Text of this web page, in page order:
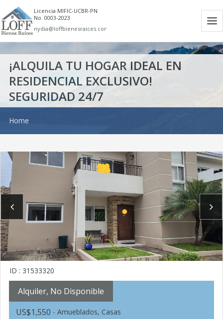
Licencia MIFIC-UCBR-PN
No. 0003-2023
nydia@loffbienesraices.com
¡ALQUILA TU HOGAR IDEAL EN
RESIDENCIAL EXCLUSIVO!
SEGURIDAD 24/7
Home
ID : 31533320
Alquiler, No Disponible
US$1,550 - Amueblados, Casas